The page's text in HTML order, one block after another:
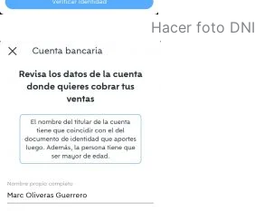
Hacer foto DNI